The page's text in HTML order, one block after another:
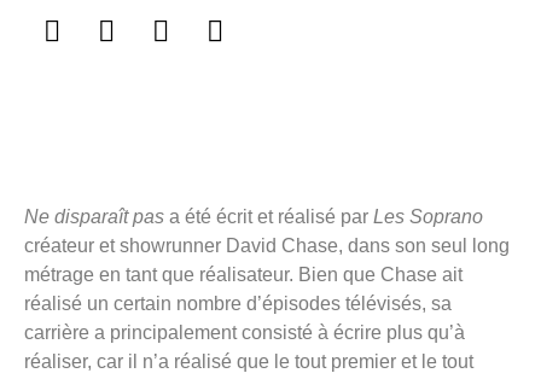
Ne disparaît pas a été écrit et réalisé par Les Soprano
créateur et showrunner David Chase, dans son seul long
métrage en tant que réalisateur. Bien que Chase ait
réalisé un certain nombre d’épisodes télévisés, sa
carrière a principalement consisté à écrire plus qu’à
réaliser, car il n’a réalisé que le tout premier et le tout